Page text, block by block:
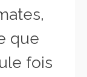
que
fois